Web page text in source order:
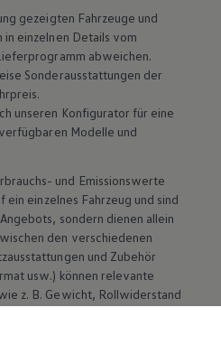
gezeigten Fahrzeuge und
in einzelnen Details vom
abweichen.
Sonderausstattungen der
unseren Konfigurator für eine
Modelle und
und Emissionswerte
ein einzelnes Fahrzeug und sind
sondern dienen allein
den verschiedenen
und Zubehör
usw.) können relevante
z. B. Gewicht, Rollwiderstand